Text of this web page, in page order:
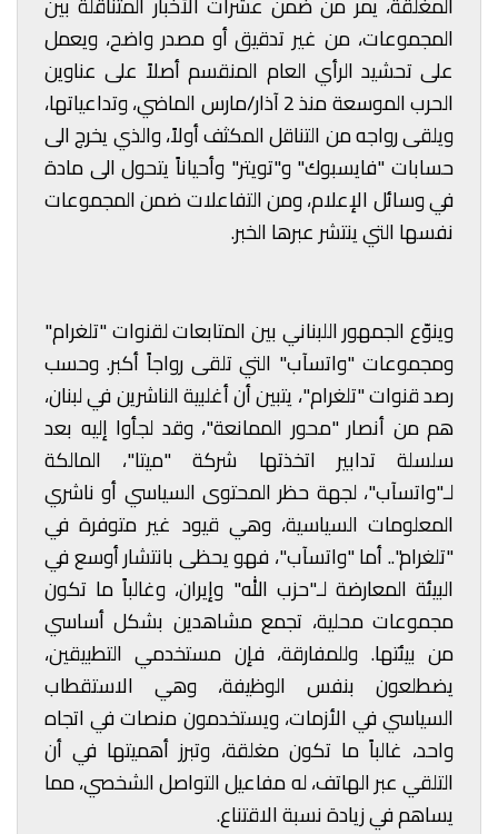
المجموعات، من غير تدقيق أو مصدر واضح، ويعمل
على تحشيد الرأي العام المنقسم أصلاً على عناوين
الحرب الموسعة منذ 2 آذار/مارس الماضي، وتداعياتها،
ويلقى رواجه من التناقل المكثف أولاً، والذي يخرج الى
حسابات "فايسبوك" و"تويتر" وأحياناً يتحول الى مادة
في وسائل الإعلام، ومن التفاعلات ضمن المجموعات
نفسها التي ينتشر عبرها الخبر.
وينوّع الجمهور اللبناني بين المتابعات لقنوات "تلغرام"
ومجموعات "واتسآب" التي تلقى رواجاً أكبر. وحسب
رصد قنوات "تلغرام"، يتبين أن أغلبية الناشرين في لبنان،
هم من أنصار "محور الممانعة"، وقد لجأوا إليه بعد
سلسلة تدابير اتخذتها شركة "ميتا"، المالكة
لـ"واتسآب"، لجهة حظر المحتوى السياسي أو ناشري
المعلومات السياسية، وهي قيود غير متوفرة في
"تلغرام".. أما "واتسآب"، فهو يحظى بانتشار أوسع في
البيئة المعارضة لـ"حزب الله" وإيران، وغالباً ما تكون
مجموعات محلية، تجمع مشاهدين بشكل أساسي
من بيئتها. وللمفارقة، فإن مستخدمي التطبيقين،
يضطلعون بنفس الوظيفة، وهي الاستقطاب
السياسي في الأزمات، ويستخدمون منصات في اتجاه
واحد، غالباً ما تكون مغلقة، وتبرز أهميتها في أن
التلقي عبر الهاتف، له مفاعيل التواصل الشخصي، مما
يساهم في زيادة نسبة الاقتناع.